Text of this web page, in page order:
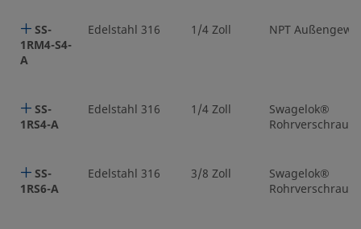
SS-
1RM4-S4-
A
Edelstahl 316 1/4 Zoll NPT
SS-
1RS4-A
Edelstahl 316 1/4 Zoll
Swagelok®
SS-
1RS6-A
Edelstahl 316 3/8 Zoll
Swagelok®